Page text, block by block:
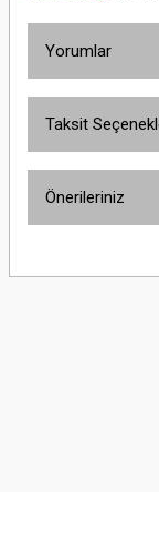
Yorumlar
Taksit
Önerileriniz
yetersiz gördüğünüz